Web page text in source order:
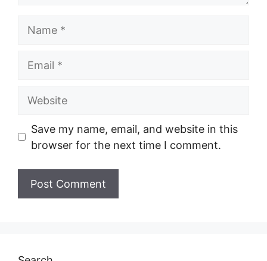
Website
Save my name, email, and website in this
browser for the next time I comment.